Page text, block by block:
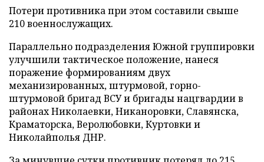
Потери противника при этом составили свыше
210 военнослужащих.
Параллельно подразделения Южной группировки
улучшили тактическое положение, нанеся
поражение формированиям двух
механизированных, штурмовой, горно-
штурмовой бригад ВСУ и бригады нацгвардии в
районах Николаевки, Никаноровки, Славянска,
Краматорска, Веролюбовки, Куртовки и
Николайполья ДНР.